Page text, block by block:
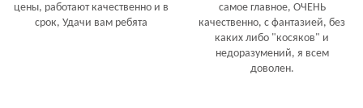
цены, работают качественно и в
срок, Удачи вам ребята
самое главное, ОЧЕНЬ
качественно, с фантазией, без
каких либо "косяков" и
недоразумений, я всем
доволен.